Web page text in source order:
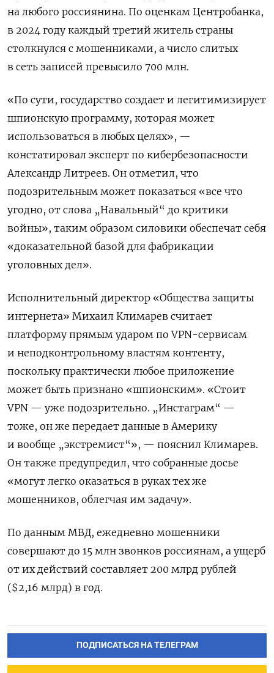
на любого россиянина. По оценкам Центробанка,
в 2024 году каждый третий житель страны
столкнулся с мошенниками, а число слитых
в сеть записей превысило 700 млн.
«По сути, государство создает и легитимизирует
шпионскую программу, которая может
использоваться в любых целях», —
констатировал эксперт по кибербезопасности
Александр Литреев. Он отметил, что
подозрительным может показаться «все что
угодно, от слова „Навальный“ до критики
войны», таким образом силовики обеспечат себя
«доказательной базой для фабрикации
уголовных дел».
Исполнительный директор «Общества защиты
интернета» Михаил Климарев считает
платформу прямым ударом по VPN-сервисам
и неподконтрольному властям контенту,
поскольку практически любое приложение
может быть признано «шпионским». «Стоит
VPN — уже подозрительно. „Инстаграм“ —
тоже, он же передает данные в Америку
и вообще „экстремист“», — пояснил Климарев.
Он также предупредил, что собранные досье
«могут легко оказаться в руках тех же
мошенников, облегчая им задачу».
По данным МВД, ежедневно мошенники
совершают до 15 млн звонков россиянам, а ущерб
от их действий составляет 200 млрд рублей
($2,16 млрд) в год.
ПОДПИСАТЬСЯ НА ТЕЛЕГРАМ